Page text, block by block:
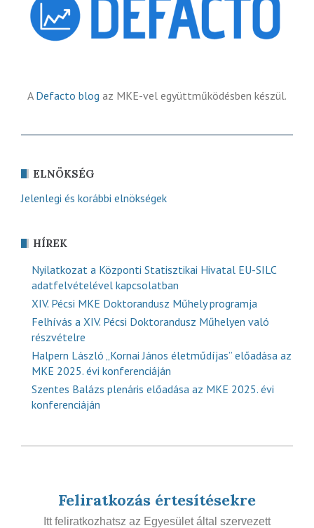
A Defacto blog az MKE-vel együttműködésben készül.
ELNÖKSÉG
Jelenlegi és korábbi elnökségek
HÍREK
Nyilatkozat a Központi Statisztikai Hivatal EU-SILC
adatfelvételével kapcsolatban
XIV. Pécsi MKE Doktorandusz Műhely programja
Felhívás a XIV. Pécsi Doktorandusz Műhelyen való
részvételre
Halpern László „Kornai János életműdíjas” előadása az
MKE 2025. évi konferenciáján
Szentes Balázs plenáris előadása az MKE 2025. évi
konferenciáján
Feliratkozás értesítésekre
Itt feliratkozhatsz az Egyesület által szervezett